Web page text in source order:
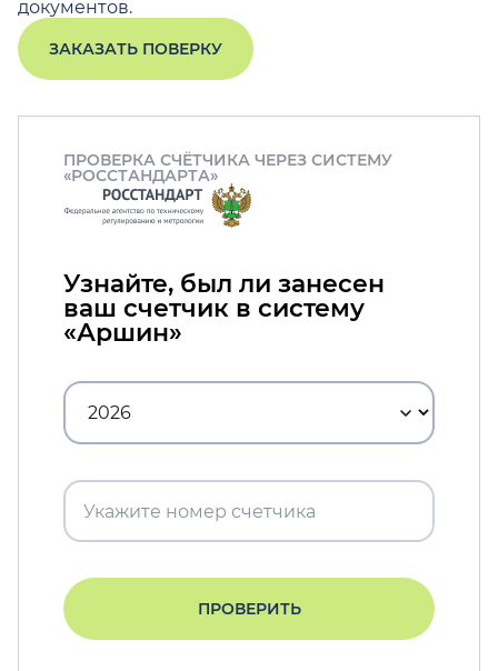
документов.
ЗАКАЗАТЬ ПОВЕРКУ
ПРОВЕРКА СЧЁТЧИКА ЧЕРЕЗ СИСТЕМУ
«РОССТАНДАРТА»
Узнайте, был ли занесен
ваш счетчик в систему
«Аршин»
ПРОВЕРИТЬ